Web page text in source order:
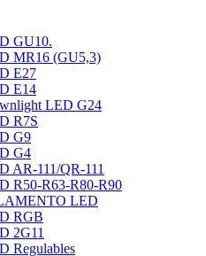
GU10.
MR16 (GU5,3)
E27
E14
LED G24
R7S
G9
G4
AR-111/QR-111
R50-R63-R80-R90
LED
RGB
2G11
Regulables